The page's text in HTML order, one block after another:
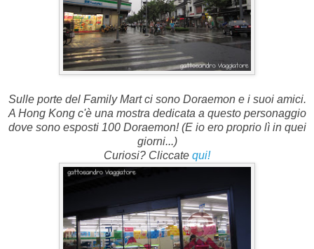
Sulle porte del Family Mart ci sono Doraemon e i suoi amici.
A Hong Kong c'è una mostra dedicata a questo personaggio
dove sono esposti 100 Doraemon! (E io ero proprio lì in quei
giorni...)
Curiosi? Cliccate qui!